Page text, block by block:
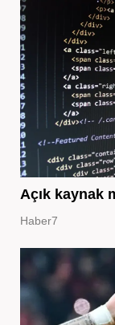
Açık kaynak
Haber7